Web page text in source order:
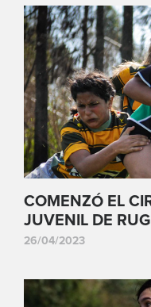
COMENZÓ EL
JUVENIL DE
26/04/2023